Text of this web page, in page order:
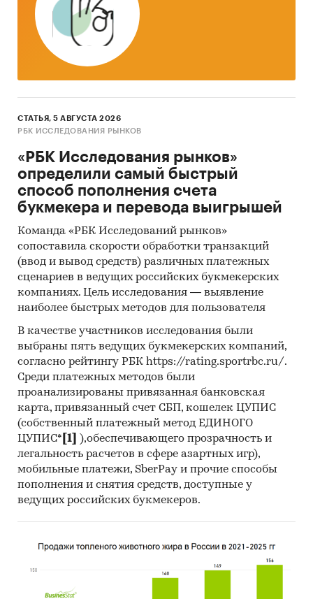
СТАТЬЯ, 5 АВГУСТА 2026
РБК ИССЛЕДОВАНИЯ РЫНКОВ
«РБК Исследования рынков»
определили самый быстрый
способ пополнения счета
букмекера и перевода выигрышей
Команда «РБК Исследований рынков»
сопоставила скорости обработки транзакций
(ввод и вывод средств) различных платежных
сценариев в ведущих российских букмекерских
компаниях. Цель исследования — выявление
наиболее быстрых методов для пользователя
В качестве участников исследования были
выбраны пять ведущих букмекерских компаний,
согласно рейтингу РБК https://rating.sportrbc.ru/.
Среди платежных методов были
проанализированы привязанная банковская
карта, привязанный счет СБП, кошелек ЦУПИС
(собственный платежный метод ЕДИНОГО
ЦУПИС* [1]
),обеспечивающего прозрачность и
легальность расчетов в сфере азартных игр),
мобильные платежи, SberPay и прочие способы
пополнения и снятия средств, доступные у
ведущих российских букмекеров.